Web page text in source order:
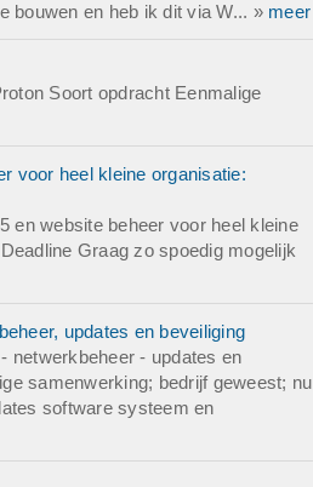
bouwen en heb ik dit via W... » meer
Soort opdracht Eenmalige
voor heel kleine organisatie:
en website beheer voor heel kleine
Graag zo spoedig mogelijk
updates en beveiliging
netwerkbeheer - updates en
samenwerking; bedrijf geweest; nu
software systeem en